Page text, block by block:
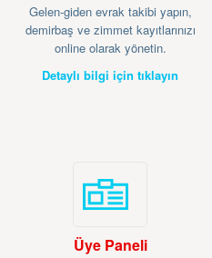
Gelen-giden evrak takibi yapın,
demirbaş ve zimmet kayıtlarınızı
online olarak yönetin.
Detaylı bilgi için tıklayın
Üye Paneli